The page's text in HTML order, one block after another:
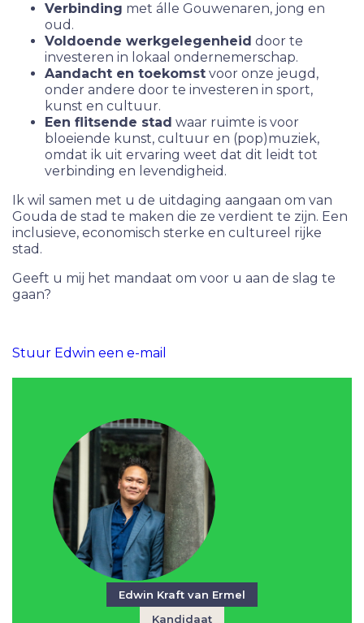
Verbinding met álle Gouwenaren, jong en
oud.
Voldoende werkgelegenheid door te
investeren in lokaal ondernemerschap.
Aandacht en toekomst voor onze jeugd,
onder andere door te investeren in sport,
kunst en cultuur.
Een flitsende stad waar ruimte is voor
bloeiende kunst, cultuur en (pop)muziek,
omdat ik uit ervaring weet dat dit leidt tot
verbinding en levendigheid.
Ik wil samen met u de uitdaging aangaan om van
Gouda de stad te maken die ze verdient te zijn. Een
inclusieve, economisch sterke en cultureel rijke
stad.
Geeft u mij het mandaat om voor u aan de slag te
gaan?
Stuur Edwin een e-mail
Edwin Kraft van Ermel
Kandidaat